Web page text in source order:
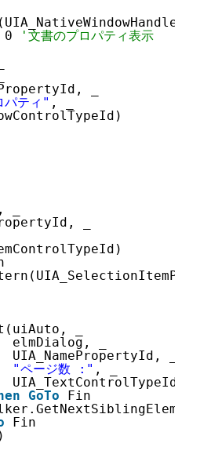
0
'文書のプロパティ表示
_
パティ" , _
_
_
_
elmDialog, _
UIA_NamePropertyId, _
"ページ数 :" , _
UIA_TextControlTypeId)
GoTo
Fin
Fin